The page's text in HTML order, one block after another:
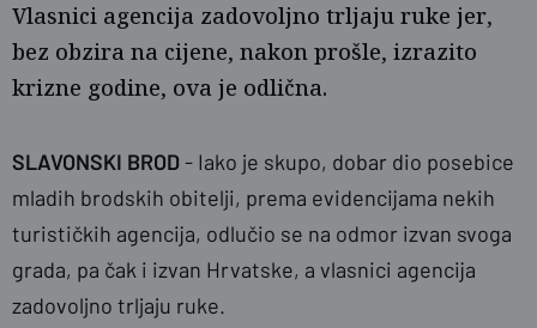
naslovnicaMarija Radošević
Vlasnici agencija zadovoljno trljaju ruke jer,
bez obzira na cijene, nakon prošle, izrazito
krizne godine, ova je odlična.
SLAVONSKI BROD- Iako je skupo, dobar dio posebice
mladih brodskih obitelji, prema evidencijama nekih
turističkih agencija, odlučio se na odmor izvan svoga
grada, pa čak i izvan Hrvatske, a vlasnici agencija
zadovoljno trljaju ruke.